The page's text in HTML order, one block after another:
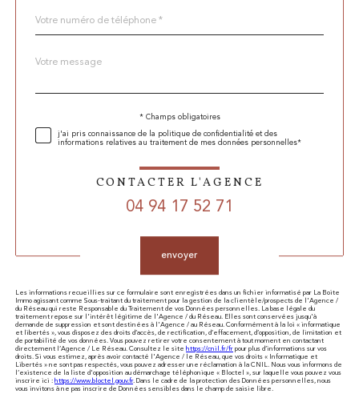
*
Fieldset
Message
* Champs obligatoires
j'ai pris connaissance de la politique de confidentialité et des
informations relatives au traitement de mes données personnelles*
CONTACTER L'AGENCE
04 94 17 52 71
envoyer
Les informations recueillies sur ce formulaire sont enregistrées dans un fichier informatisé par La Boite
Immo agissant comme Sous-traitant du traitement pour la gestion de la clientèle/prospects de l'Agence /
du Réseau qui reste Responsable du Traitement de vos Données personnelles. La base légale du
traitement repose sur l'intérêt légitime de l'Agence / du Réseau. Elles sont conservées jusqu'à
demande de suppression et sont destinées à l'Agence / au Réseau. Conformément à la loi « informatique
et libertés », vous disposez des droits d’accès, de rectification, d’effacement, d’opposition, de limitation et
de portabilité de vos données. Vous pouvez retirer votre consentement à tout moment en contactant
directement l’Agence / Le Réseau. Consultez le site https://cnil.fr/fr pour plus d’informations sur vos
droits. Si vous estimez, après avoir contacté l'Agence / le Réseau, que vos droits « Informatique et
Libertés » ne sont pas respectés, vous pouvez adresser une réclamation à la CNIL. Nous vous informons de
l’existence de la liste d'opposition au démarchage téléphonique « Bloctel », sur laquelle vous pouvez vous
inscrire ici : https://www.bloctel.gouv.fr. Dans le cadre de la protection des Données personnelles, nous
vous invitons à ne pas inscrire de Données sensibles dans le champ de saisie libre.